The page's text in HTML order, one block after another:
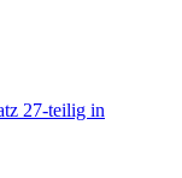
27-teilig in